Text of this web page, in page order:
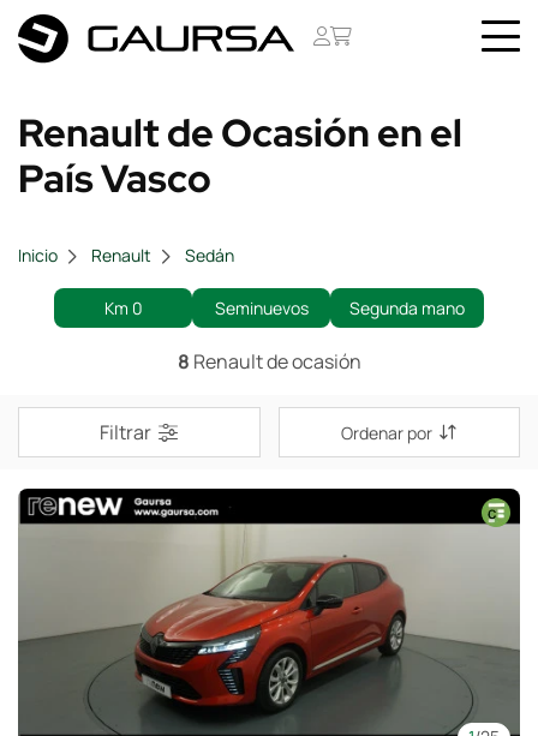
Renault de Ocasión en el
País Vasco
Inicio Renault Sedán
Km 0 Seminuevos Segunda mano
8 Renault de ocasión
Filtrar Ordenar por